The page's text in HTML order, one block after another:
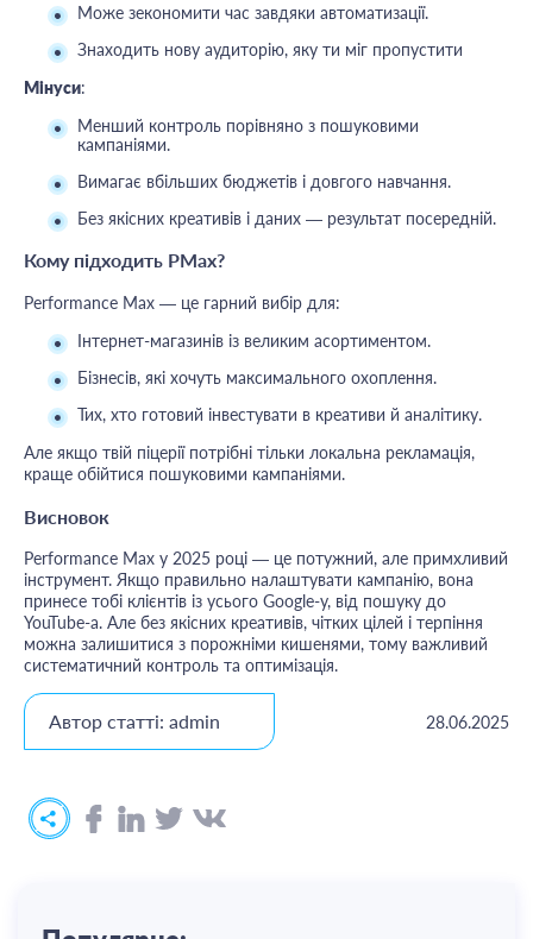
Може зекономити час завдяки автоматизації.
Знаходить нову аудиторію, яку ти міг пропустити
Мінуси:
Менший контроль порівняно з пошуковими
кампаніями.
Вимагає вбільших бюджетів і довгого навчання.
Без якісних креативів і даних — результат посередній.
Кому підходить PMax?
Performance Max — це гарний вибір для:
Інтернет-магазинів із великим асортиментом.
Бізнесів, які хочуть максимального охоплення.
Тих, хто готовий інвестувати в креативи й аналітику.
Але якщо твій піцерії потрібні тільки локальна рекламація,
краще обійтися пошуковими кампаніями.
Висновок
Performance Max у 2025 році — це потужний, але примхливий
інструмент. Якщо правильно налаштувати кампанію, вона
принесе тобі клієнтів із усього Google-у, від пошуку до
YouTube-а. Але без якісних креативів, чітких цілей і терпіння
можна залишитися з порожніми кишенями, тому важливий
систематичний контроль та оптимізація.
Автор статті: admin 28.06.2025